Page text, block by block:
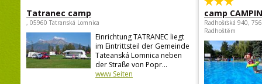
Tatranec camp
, 05960 Tatranská Lomnica
Einrichtung TATRANEC liegt
im Eintrittsteil der Gemeinde
Tateanská Lomnica neben
der Straße von Popr...
www Seiten
camp
Radhošťská 940,
Radhoštěm